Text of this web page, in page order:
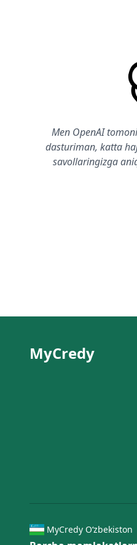
Men OpenAI
dasturiman, katta
savollaringizga
MyCredy
MyCredy Oʻzbekiston